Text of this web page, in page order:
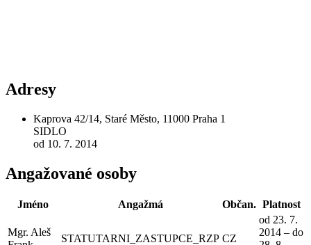
Adresy
Kaprova 42/14, Staré Město, 11000 Praha 1
SIDLO
od 10. 7. 2014
Angažované osoby
Jméno Angažmá Občan. Platnost
Mgr. Aleš
STATUTARNI_ZASTUPCE_RZP CZ
od 23. 7.
2014 – do